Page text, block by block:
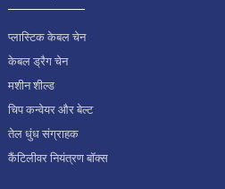
प्लास्टिक केबल चेन
केबल ड्रैग चेन
मशीन शील्ड
चिप कन्वेयर और बेल्ट
तेल धुंध संग्राहक
कैंटिलीवर नियंत्रण बॉक्स